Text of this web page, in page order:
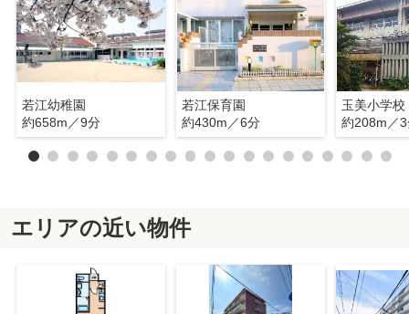
若江幼稚園
約658m／9分
若江保育園
約430m／6分
玉美小学校
約208m／
エリアの近い物件